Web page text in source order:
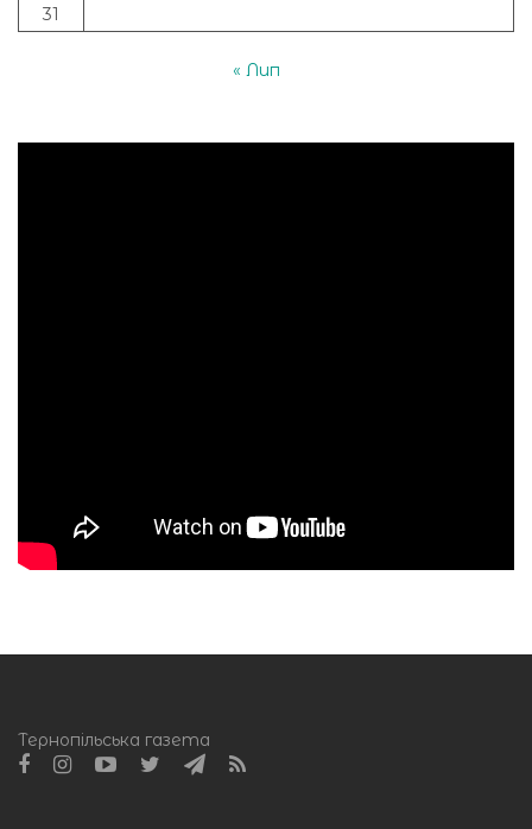
31
« Лип
Тернопільська газета